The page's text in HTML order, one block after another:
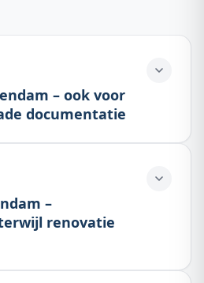
– ook voor
documentatie
–
renovatie